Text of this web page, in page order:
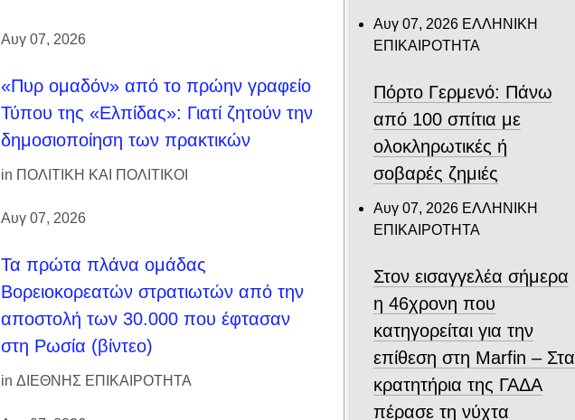
Αυγ 07, 2026
«Πυρ ομαδόν» από το πρώην γραφείο
Τύπου της «Ελπίδας»: Γιατί ζητούν την
δημοσιοποίηση των πρακτικών
in ΠΟΛΙΤΙΚΗ ΚΑΙ ΠΟΛΙΤΙΚΟΙ
Αυγ 07, 2026
Τα πρώτα πλάνα ομάδας
Βορειοκορεατών στρατιωτών από την
αποστολή των 30.000 που έφτασαν
στη Ρωσία (βίντεο)
inΔΙΕΘΝΗΣ ΕΠΙΚΑΙΡΟΤΗΤΑ
Αυγ 07, 2026 ΕΛΛΗΝΙΚΗ
ΕΠΙΚΑΙΡΟΤΗΤΑ
Πόρτο Γερμενό: Πάνω
από 100 σπίτια με
ολοκληρωτικές ή
σοβαρές ζημιές
Αυγ 07, 2026 ΕΛΛΗΝΙΚΗ
ΕΠΙΚΑΙΡΟΤΗΤΑ
Στον εισαγγελέα σήμερα
η 46χρονη που
κατηγορείται για την
επίθεση στη Marfin – Στα
κρατητήρια της ΓΑΔΑ
πέρασε τη νύχτα